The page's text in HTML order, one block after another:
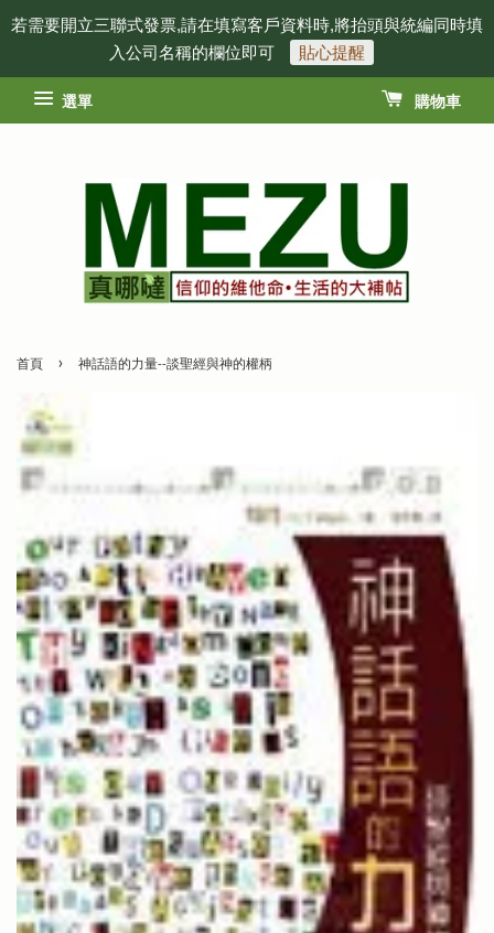
若需要開立三聯式發票,請在填寫客戶資料時,將抬頭與統編同時填
入公司名稱的欄位即可
貼心提醒
選單 購物車
首頁 › 神話語的力量--談聖經與神的權柄